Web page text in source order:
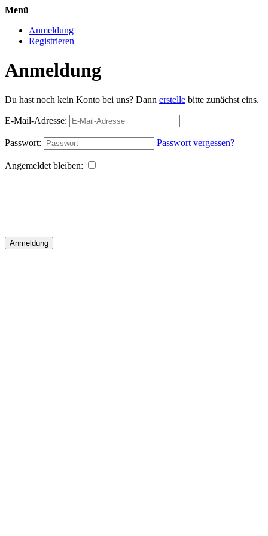
Menü
Anmeldung
Registrieren
Anmeldung
Du hast noch kein Konto bei uns? Dann erstelle bitte zunächst eins.
E-Mail-Adresse:
Passwort: Passwort vergessen?
Angemeldet bleiben:
Anmeldung